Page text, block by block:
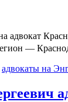
адвокат
—
адвокаты на